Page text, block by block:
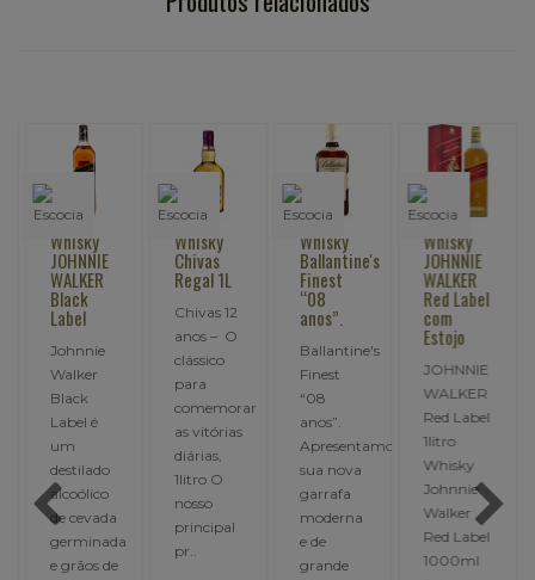
Whisky
JOHNNIE
WALKER
Black
Label
Johnnie
Walker
Black
Label é
um
destilado
alcoólico
de cevada
germinada
e grãos de
Whisky
Chivas
Regal 1L
Chivas 12
anos – O
clássico
para
comemorar
as vitórias
diárias,
1litro O
nosso
principal
pr..
Whisky
Ballantine's
Finest
“08
anos”.
Ballantine's
Finest
“08
anos”.
Apresentamos
sua nova
garrafa
moderna
e de
grande
Whisky
JOHNNIE
WALKER
Red Label
com
Estojo
JOHNNIE
WALKER
Red Label
1litro
Whisky
Johnnie
Walker
Red Label
1000ml